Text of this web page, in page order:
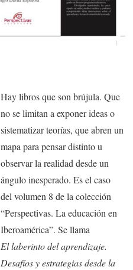
Hay libros que son brújula. Que
no se limitan a exponer ideas o
sistematizar teorías, que abren un
mapa para pensar distinto u
observar la realidad desde un
ángulo inesperado. Es el caso
del volumen 8 de la colección
“Perspectivas. La educación en
Iberoamérica”. Se llama
El laberinto del aprendizaje.
Desafíos y estrategias desde la